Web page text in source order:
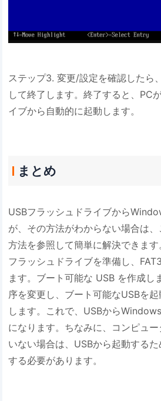
ステップ3. 変更/設定を確認したら
して終了します。終了すると、PC
イブから自動的に起動します。
まとめ
USBフラッシュドライブから
が、その方法がわからない場合は
方法を参照して簡単に解決できま
フラッシュドライブを準備し、
ます。ブート可能な USB を作成し
序を変更し、ブート可能なUSBを
します。これで、USBから
になります。ちなみに、コンピュ
いない場合は、USBから起動する
する必要があります。